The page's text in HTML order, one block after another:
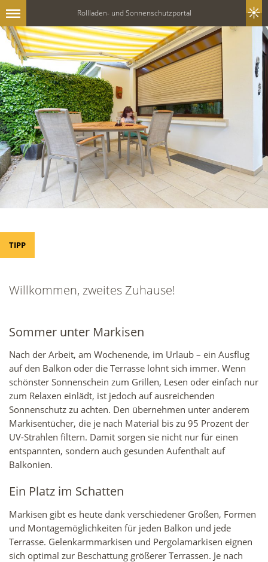
Rollladen- und Sonnenschutzportal
TIPP
Willkommen, zweites Zuhause!
Sommer unter Markisen
Nach der Arbeit, am Wochenende, im Urlaub – ein Ausflug
auf den Balkon oder die Terrasse lohnt sich immer. Wenn
schönster Sonnenschein zum Grillen, Lesen oder einfach nur
zum Relaxen einlädt, ist jedoch auf ausreichenden
Sonnenschutz zu achten. Den übernehmen unter anderem
Markisentücher, die je nach Material bis zu 95 Prozent der
UV-Strahlen filtern. Damit sorgen sie nicht nur für einen
entspannten, sondern auch gesunden Aufenthalt auf
Balkonien.
Ein Platz im Schatten
Markisen gibt es heute dank verschiedener Größen, Formen
und Montagemöglichkeiten für jeden Balkon und jede
Terrasse. Gelenkarmmarkisen und Pergolamarkisen eignen
sich optimal zur Beschattung größerer Terrassen. Je nach